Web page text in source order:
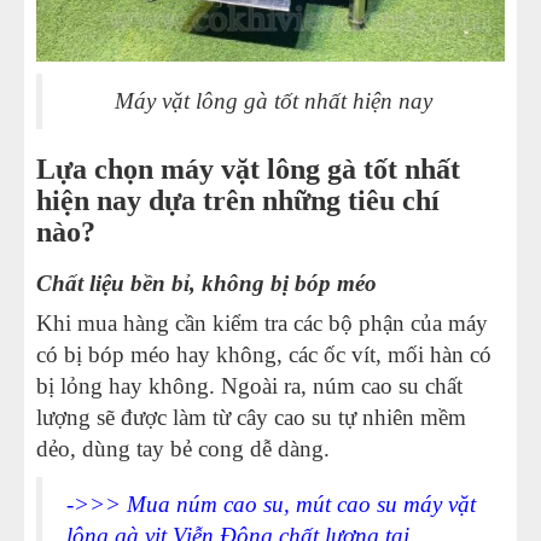
24-Hướng dẫn phân biệt máy vặt lông gà Việt Nam và
Đâu là địa chỉ bán máy vặt lông vịt uy tín, chất
26- Những sự thật bạn chưa biết về máy vặt lông gà
Viễn Đông
như vậy?
Có nên đặt niềm tin vào máy vặt lông gà cũ giá rẻ?
29
Góp ý của khách hàng dành cho máy vặt lông gà
sạch VD60
30 -Làm giàu không khó với máy vặt lông gà siêu sạch
Chọn máy quay lông gà vịt cần dựa trên nhưng tiêu
chí nào?
Máy vặt lông gà tốt nhất hiện nay
Lựa chọn máy vặt lông gà tốt nhất
hiện nay dựa trên những tiêu chí
nào?
Chất liệu bền bỉ, không bị bóp méo
Khi mua hàng cần kiểm tra các bộ phận của máy
có bị bóp méo hay không, các ốc vít, mối hàn có
bị lỏng hay không. Ngoài ra, núm cao su chất
lượng sẽ được làm từ cây cao su tự nhiên mềm
dẻo, dùng tay bẻ cong dễ dàng.
->>> Mua núm cao su, mút cao su máy vặt
lông gà vịt Viễn Đông chất lượng tại